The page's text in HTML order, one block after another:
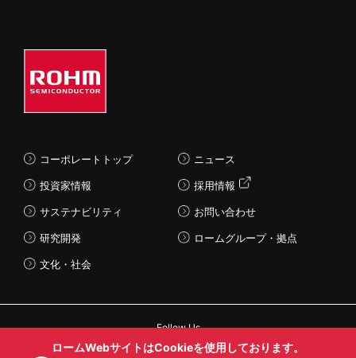
コーポレートトップ
投資家情報
サステナビリティ
研究開発
文化・社会
ニュース
採用情報
お問い合わせ
ロームグループ・拠点
Follow Us
ロームWebサイトはCookieを使用しております。